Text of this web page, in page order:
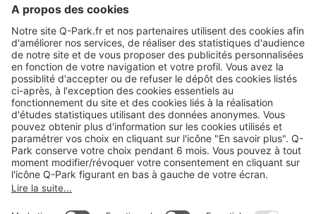
Nos produits
Nos services
Cookies